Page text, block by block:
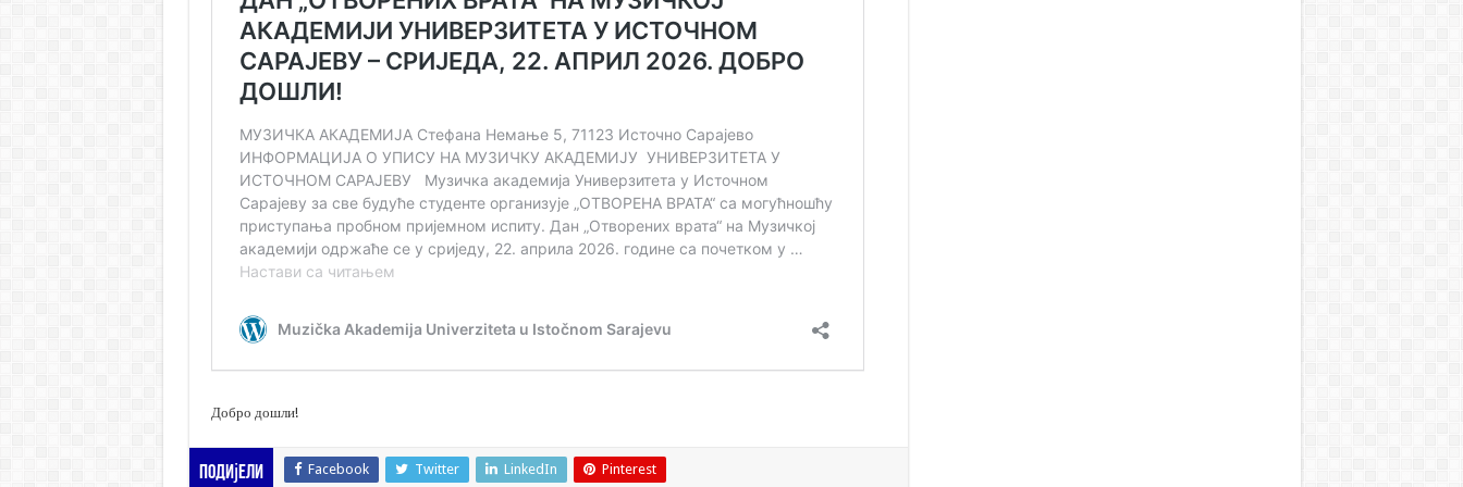
Добро дошли!
Подијели Facebook Twitter LinkedIn Pinterest